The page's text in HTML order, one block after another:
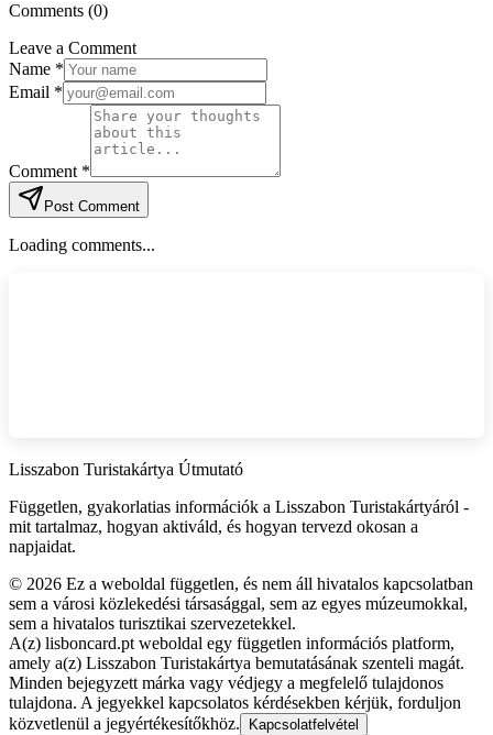
Comments (0)
Leave a Comment
Name *
Email *
Comment *
Post Comment
Loading comments...
Lisszabon Turistakártya Útmutató
Független, gyakorlatias információk a Lisszabon Turistakártyáról -
mit tartalmaz, hogyan aktiváld, és hogyan tervezd okosan a
napjaidat.
© 2026 Ez a weboldal független, és nem áll hivatalos kapcsolatban
sem a városi közlekedési társasággal, sem az egyes múzeumokkal,
sem a hivatalos turisztikai szervezetekkel.
A(z) lisboncard.pt weboldal egy független információs platform,
amely a(z) Lisszabon Turistakártya bemutatásának szenteli magát.
Minden bejegyzett márka vagy védjegy a megfelelő tulajdonos
tulajdona. A jegyekkel kapcsolatos kérdésekben kérjük, forduljon
közvetlenül a jegyértékesítőkhöz.
Kapcsolatfelvétel